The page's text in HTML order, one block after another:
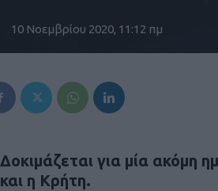
10 Νοεμβρίου 2020, 11:12 πμ
Δοκιμάζεται για μία ακόμη
και η Κρήτη.